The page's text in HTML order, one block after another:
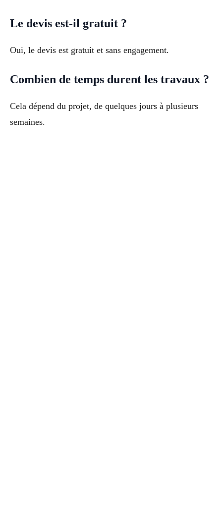
Le devis est-il gratuit ?
Oui, le devis est gratuit et sans engagement.
Combien de temps durent les travaux ?
Cela dépend du projet, de quelques jours à plusieurs
semaines.